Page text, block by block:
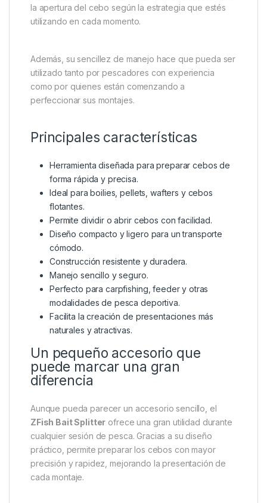
la apertura del cebo según la estrategia que estés
utilizando en cada momento.
Además, su sencillez de manejo hace que pueda ser
utilizado tanto por pescadores con experiencia
como por quienes están comenzando a
perfeccionar sus montajes.
Principales características
Herramienta diseñada para preparar cebos de
forma rápida y precisa.
Ideal para boilies, pellets, wafters y cebos
flotantes.
Permite dividir o abrir cebos con facilidad.
Diseño compacto y ligero para un transporte
cómodo.
Construcción resistente y duradera.
Manejo sencillo y seguro.
Perfecto para carpfishing, feeder y otras
modalidades de pesca deportiva.
Facilita la creación de presentaciones más
naturales y atractivas.
Un pequeño accesorio que
puede marcar una gran
diferencia
Aunque pueda parecer un accesorio sencillo, el
ZFish Bait Splitter ofrece una gran utilidad durante
cualquier sesión de pesca. Gracias a su diseño
práctico, permite preparar los cebos con mayor
precisión y rapidez, mejorando la presentación de
cada montaje.